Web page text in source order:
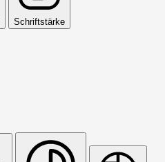
Schriftstärke